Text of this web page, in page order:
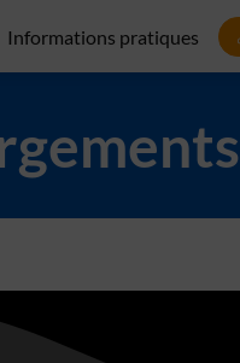
Informations pratiques